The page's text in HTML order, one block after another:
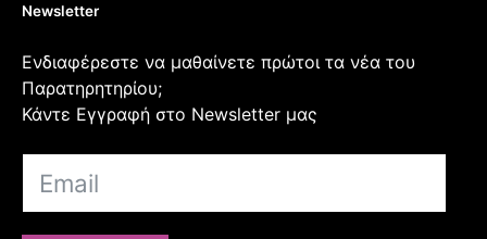
Newsletter
Ενδιαφέρεστε να μαθαίνετε πρώτοι τα νέα του
Παρατηρητηρίου;
Κάντε Εγγραφή στο Newsletter μας